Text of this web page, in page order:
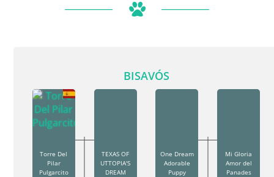
BISAVÓS
Torre Del
Pilar
Pulgarcito
TEXAS OF
UTTOPIA'S
DREAM
One Dream
Adorable
Puppy
Mi Gloria
Amor del
Panades